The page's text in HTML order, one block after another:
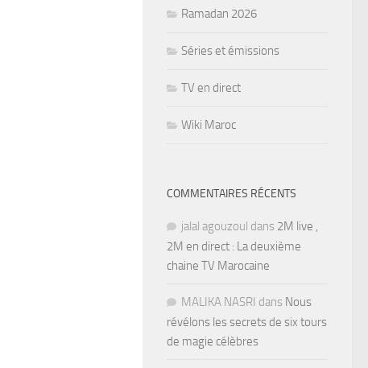
Ramadan 2026
Séries et émissions
TV en direct
Wiki Maroc
COMMENTAIRES RÉCENTS
jalal agouzoul dans 2M live ,
2M en direct : La deuxième
chaine TV Marocaine
MALIKA NASRI dans Nous
révélons les secrets de six tours
de magie célèbres